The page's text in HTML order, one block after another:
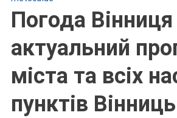
Погода
актуальний
міста та всіх
пунктів